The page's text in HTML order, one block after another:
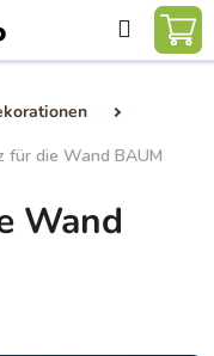
Suchen
für die Wand BAUM
Wand